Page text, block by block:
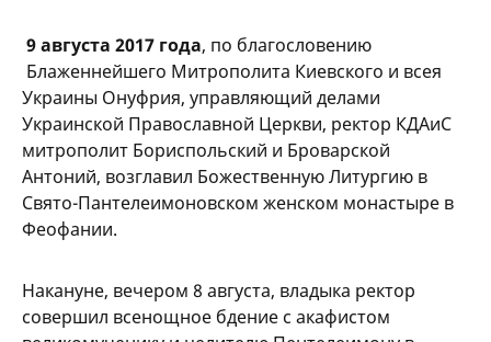
9августа 2017 года, по благословению
Блаженнейшего Митрополита Киевского и всея
Украины Онуфрия, управляющий делами
Украинской Православной Церкви, ректор КДАиС
митрополит Бориспольский и Броварской
Антоний, возглавил Божественную Литургию в
Свято-Пантелеимоновском женском монастыре в
Феофании.
Накануне, вечером 8 августа, владыка ректор
совершил всенощное бдение с акафистом